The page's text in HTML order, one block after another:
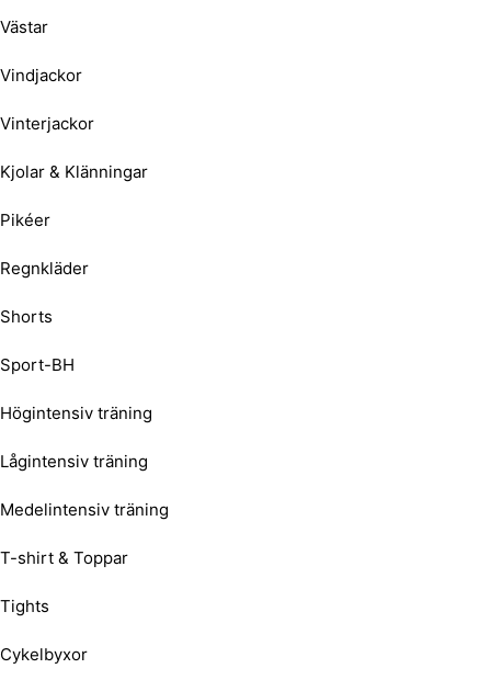
Västar
Vindjackor
Vinterjackor
Kjolar & Klänningar
Pikéer
Regnkläder
Shorts
Sport-BH
Högintensiv träning
Lågintensiv träning
Medelintensiv träning
T-shirt & Toppar
Tights
Cykelbyxor